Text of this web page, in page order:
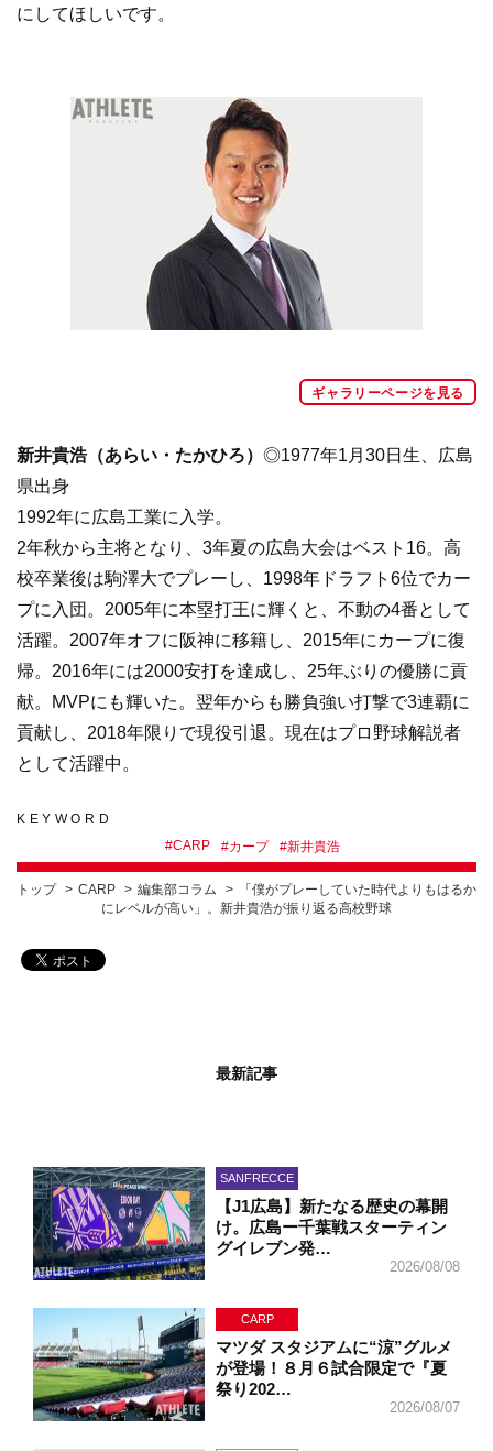
にしてほしいです。
ギャラリーページを見る
新井貴浩（あらい・たかひろ） ◎1977年1月30日生、広島
県出身
1992年に広島工業に入学。
2年秋から主将となり、3年夏の広島大会はベスト16。高
校卒業後は駒澤大でプレーし、1998年ドラフト6位でカー
プに入団。2005年に本塁打王に輝くと、不動の4番として
活躍。2007年オフに阪神に移籍し、2015年にカープに復
帰。2016年には2000安打を達成し、25年ぶりの優勝に貢
献。MVPにも輝いた。翌年からも勝負強い打撃で3連覇に
貢献し、2018年限りで現役引退。現在はプロ野球解説者
として活躍中。
KEYWORD
#CARP #カープ #新井貴浩
トップ CARP 編集部コラム
「僕がプレーしていた時代よりもはるか
にレベルが高い」。新井貴浩が振り返る高校野球
最新記事
SANFRECCE
【J1広島】新たなる歴史の幕開
け。広島ー千葉戦スターティン
グイレブン発…
2026/08/08
CARP
マツダ スタジアムに“涼”グルメ
が登場！８月６試合限定で『夏
祭り202…
2026/08/07